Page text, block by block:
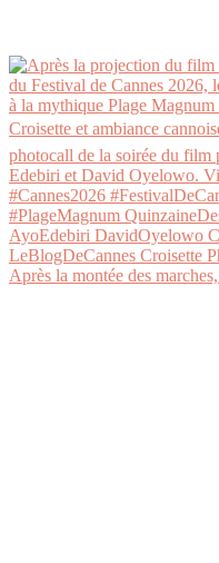
Après la montée des